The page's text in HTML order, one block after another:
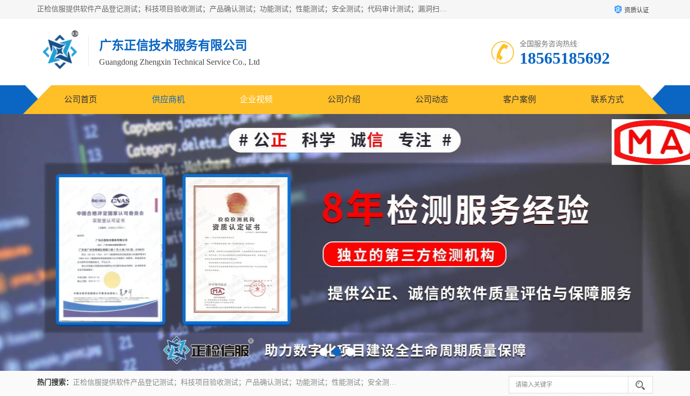
正检信服提供软件产品登记测试；科技项目验收测试；产品确认测试；功能测试；性能测试；安全测试；代码审计测试；漏洞扫描测试；渗透测试；风险评估测试；信息安全等级保护测评；双软认定；实验室建设质量体系建设；软件着作权、软件评测等服务。 资质认证
广东正信技术服务有限公司
Guangdong Zhengxin Technical Service Co., Ltd
全国服务咨询热线:
18565185692
公司首页 供应商机 企业视频 公司介绍 公司动态 客户案例 联系方式
热门搜索： 正检信服提供软件产品登记测试；科技项目验收测试；产品确认测试；功能测试；性能测试；安全测试；代码审计测试；漏洞扫描测试；渗透测试；风险评估测试；信息安全等级保护测评；双软认定；实验室建设质量体系建设；软件着作权、软件评测等服务。